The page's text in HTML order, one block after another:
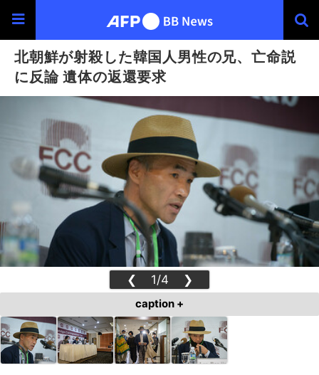
北朝鮮が射殺した韓国人男性の兄、亡命説
に反論 遺体の返還要求
❮ 1/4 ❯
caption +